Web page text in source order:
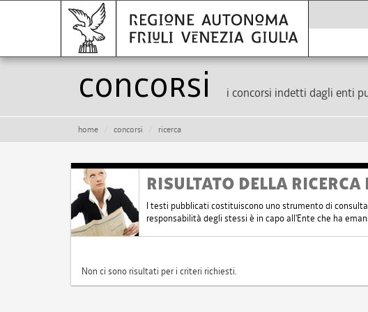
Concorsi i concorsi indetti dagli enti
home concorsi ricerca
RISULTATO DELLA
I testi pubblicati costituiscono uno strumento di
responsabilità degli stessi è in capo all'Ente che ha
Non ci sono risultati per i criteri richiesti.